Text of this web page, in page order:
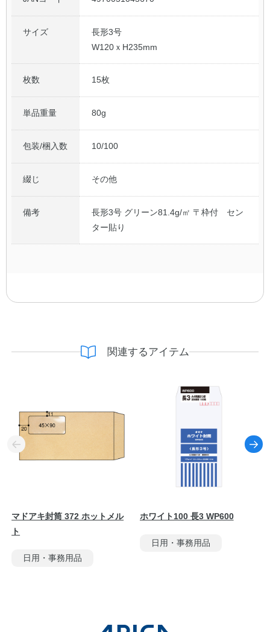
サイズ
長形3号
W120ｘH235mm
枚数 15枚
単品重量 80g
包装/梱入数 10/100
綴じ その他
備考
長形3号 グリーン81.4g/㎡ 〒枠付 セン
ター貼り
関連するアイテム
マドアキ封筒 372 ホットメル
ト
日用・事務用品
ホワイト100 長3 WP600
日用・事務用品